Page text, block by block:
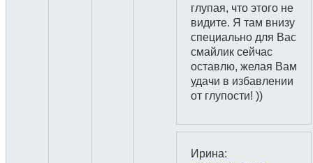
глупая, что этого не
видите. Я там внизу
специально для Вас
смайлик сейчас
оставлю, желая Вам
удачи в избавлении
от глупости! ))
Ирина: